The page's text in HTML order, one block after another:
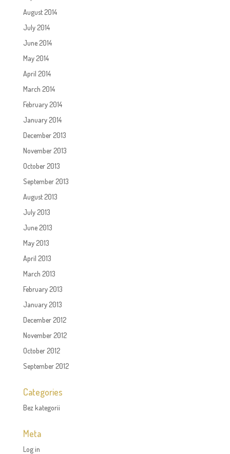
August 2014
July 2014
June 2014
May 2014
April 2014
March 2014
February 2014
January 2014
December 2013
November 2013
October 2013
September 2013
August 2013
July 2013
June 2013
May 2013
April 2013
March 2013
February 2013
January 2013
December 2012
November 2012
October 2012
September 2012
Categories
Bez kategorii
Meta
Log in